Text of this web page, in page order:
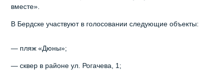
вместе».
В Бердске участвуют в голосовании следующие объекты:
— пляж «Дюны»;
— сквер в районе ул. Рогачева, 1;